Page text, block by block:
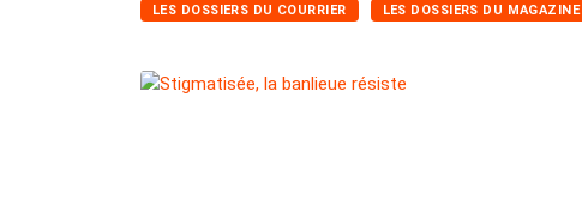
LES DOSSIERS DU COURRIER LES DOSSIERS DU MAGAZINE